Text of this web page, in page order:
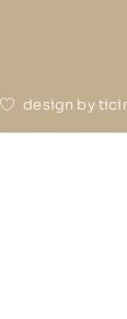
design by